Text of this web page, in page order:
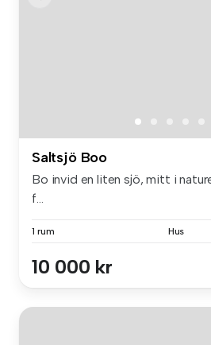
Saltsjö Boo
Bo invid en liten sjö, mitt i
f...
1 rum Hus
10 000 kr